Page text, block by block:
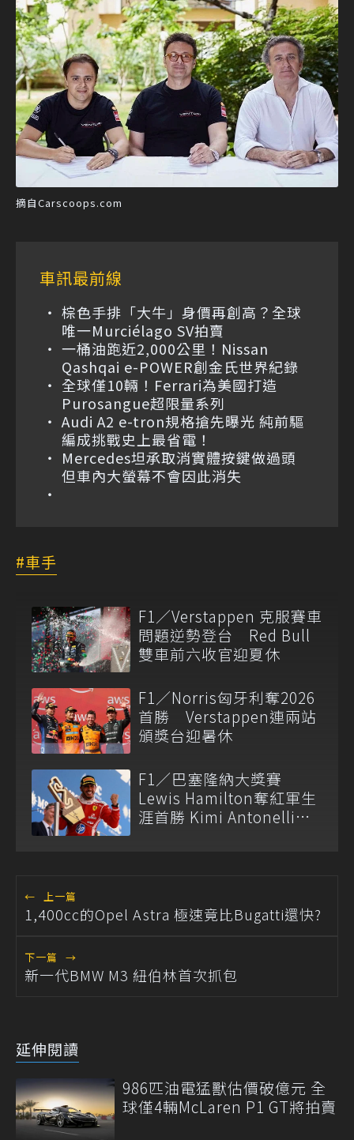
摘自Carscoops.com
車訊最前線
棕色手排「大牛」身價再創高？全球
唯一Murciélago SV拍賣
一桶油跑近2,000公里！Nissan
Qashqai e-POWER創金氏世界紀錄
全球僅10輛！Ferrari為美國打造
Purosangue超限量系列
Audi A2 e-tron規格搶先曝光 純前驅
編成挑戰史上最省電！
Mercedes坦承取消實體按鍵做過頭
但車內大螢幕不會因此消失
車手
F1／Verstappen 克服賽車
問題逆勢登台 Red Bull
雙車前六收官迎夏休
F1／Norris匈牙利奪2026
首勝 Verstappen連兩站
頒獎台迎暑休
F1／巴塞隆納大獎賽
Lewis Hamilton奪紅軍生
涯首勝 Kimi Antonelli痛
← 上一篇
1,400cc的Opel Astra 極速竟比Bugatti還快?
下一篇 →
新一代BMW M3 紐伯林首次抓包
延伸閱讀
986匹油電猛獸估價破億元 全
球僅4輛McLaren P1 GT將拍賣